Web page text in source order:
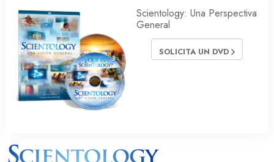
Scientology: Una Perspectiva
General
SOLICITA UN DVD